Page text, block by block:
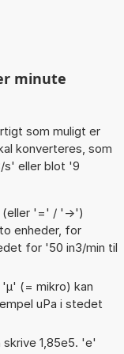
minute
som muligt er
konverteres, som
s' eller blot '9
'=' / '->')
enheder, for
for '50 in3/min til
(= mikro) kan
uPa i stedet
1,85e5. 'e'